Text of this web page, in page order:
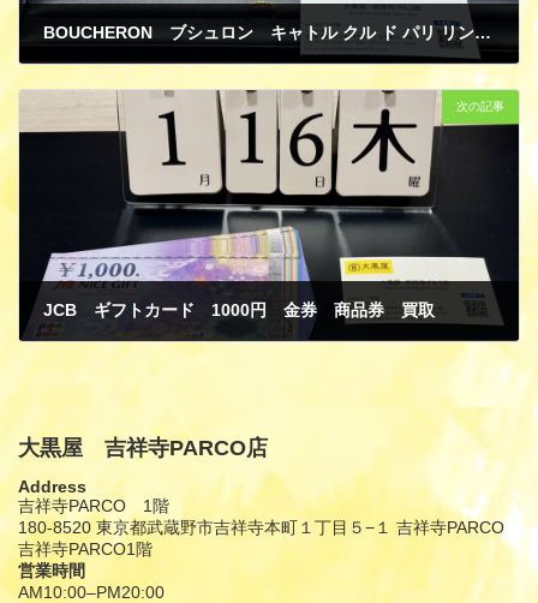
BOUCHERON ブシュロン キャトル クル ド パリ リング スモール イエローゴールド 買取
次の記事
JCB ギフトカード 1000円 金券 商品券 買取
大黒屋 吉祥寺PARCO店
Address
吉祥寺PARCO 1階
180-8520 東京都武蔵野市吉祥寺本町１丁目５−１ 吉祥寺PARCO
吉祥寺PARCO1階
営業時間
AM10:00–PM20:00